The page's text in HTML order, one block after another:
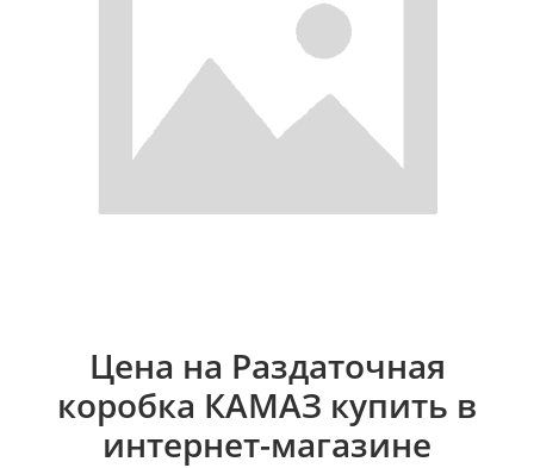
Цена на Раздаточная
коробка КАМАЗ купить в
интернет-магазине